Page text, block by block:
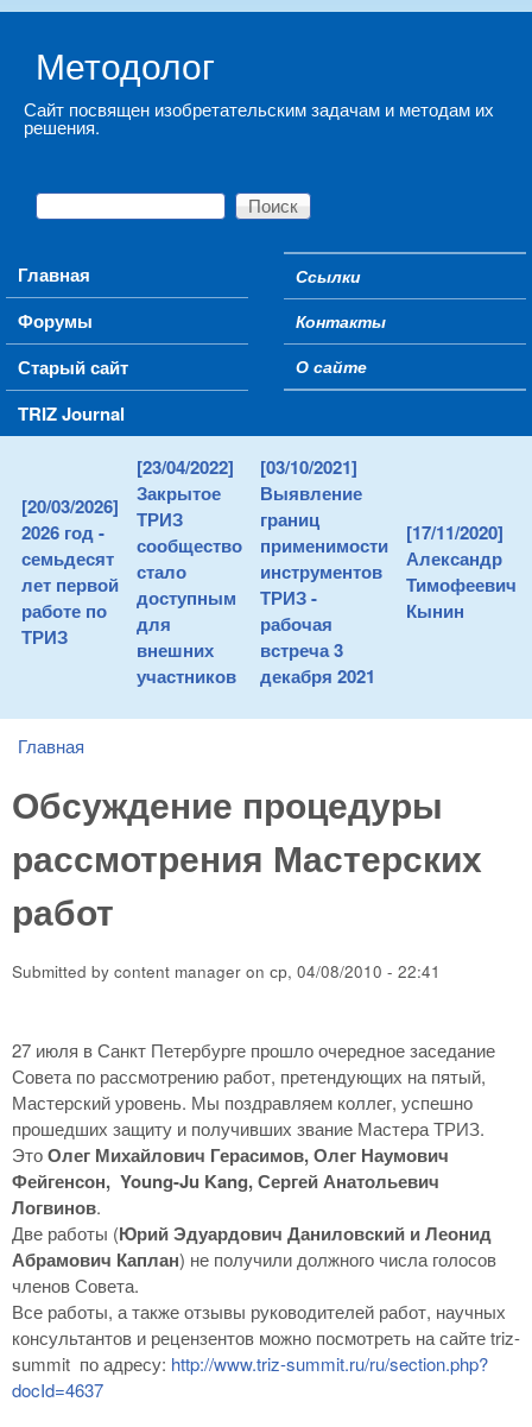
Методолог
Сайт посвящен изобретательским задачам и методам их
решения.
Форма поиска
Поиск
Main menu
Главная
Форумы
Старый сайт
TRIZ Journal
Secondary menu
Ссылки
Контакты
О сайте
[20/03/2026]
2026 год -
семьдесят
лет первой
работе по
ТРИЗ
[23/04/2022]
Закрытое
ТРИЗ
сообщество
стало
доступным
для
внешних
участников
[03/10/2021]
Выявление
границ
применимости
инструментов
ТРИЗ -
рабочая
встреча 3
декабря 2021
[17/11/2020]
Александр
Тимофеевич
Кынин
You are here
Главная
Обсуждение процедуры
рассмотрения Мастерских
работ
Submitted by content manager on ср, 04/08/2010 - 22:41
27 июля в Санкт Петербурге прошло очередное заседание
Совета по рассмотрению работ, претендующих на пятый,
Мастерский уровень. Мы поздравляем коллег, успешно
прошедших защиту и получивших звание Мастера ТРИЗ.
ЭтоОлег Михайлович Герасимов, Олег Наумович
Фейгенсон, Young-Ju Kang, Сергей Анатольевич
Логвинов.
Две работы (Юрий Эдуардович Даниловский и Леонид
Абрамович Каплан) не получили должного числа голосов
членов Совета.
Все работы, а также отзывы руководителей работ, научных
консультантов и рецензентов можно посмотреть на сайте triz-
summit по адресу: http://www.triz-summit.ru/ru/section.php?
docId=4637